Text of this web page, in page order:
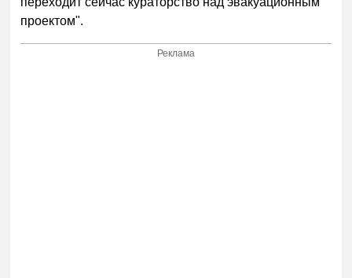
проектом".
Реклама